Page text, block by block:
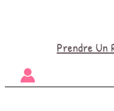
Prendre Un